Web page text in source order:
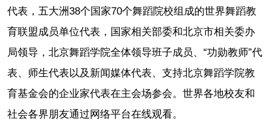
代表，五大洲38个国家70个舞蹈院校组成的世界舞蹈教
育联盟成员单位代表，国家相关部委和北京市相关委办
局领导，北京舞蹈学院全体领导班子成员、“功勋教师”代
表、师生代表以及新闻媒体代表、支持北京舞蹈学院教
育基金会的企业家代表在主会场参会。世界各地校友和
社会各界朋友通过网络平台在线观看。